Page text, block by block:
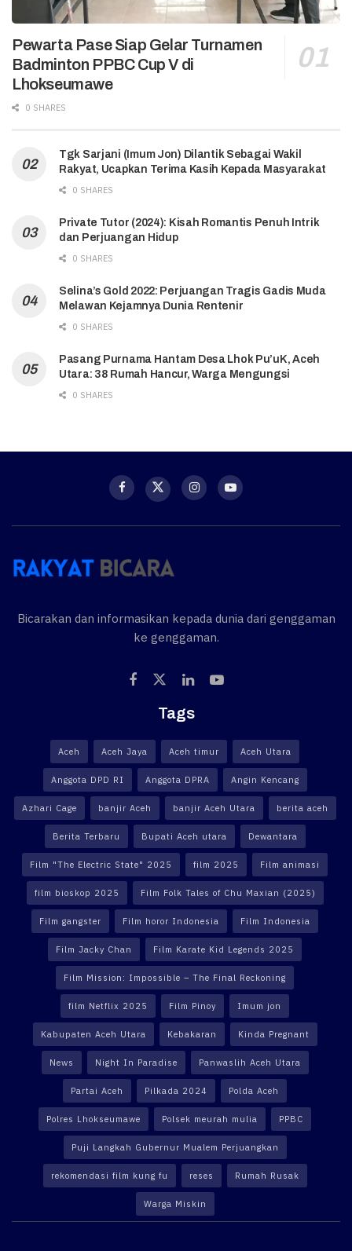
Pewarta Pase Siap Gelar Turnamen
Badminton PPBC Cup V di
Lhokseumawe
0 SHARES
Tgk Sarjani (Imum Jon) Dilantik Sebagai Wakil
Rakyat, Ucapkan Terima Kasih Kepada Masyarakat
0 SHARES
Private Tutor (2024): Kisah Romantis Penuh Intrik
dan Perjuangan Hidup
0 SHARES
Selina’s Gold 2022: Perjuangan Tragis Gadis Muda
Melawan Kejamnya Dunia Rentenir
0 SHARES
Pasang Purnama Hantam Desa Lhok Pu’uK, Aceh
Utara: 38 Rumah Hancur, Warga Mengungsi
0 SHARES
Bicarakan dan informasikan kepada dunia dari genggaman
ke genggaman.
Tags
Aceh Aceh Jaya Aceh timur Aceh Utara
Anggota DPD RI Anggota DPRA Angin Kencang
Azhari Cage banjir Aceh banjir Aceh Utara berita aceh
Berita Terbaru Bupati Aceh utara Dewantara
Film "The Electric State" 2025 film 2025 Film animasi
film bioskop 2025 Film Folk Tales of Chu Maxian (2025)
Film gangster Film horor Indonesia Film Indonesia
Film Jacky Chan Film Karate Kid Legends 2025
Film Mission: Impossible – The Final Reckoning
film Netflix 2025 Film Pinoy Imum jon
Kabupaten Aceh Utara Kebakaran Kinda Pregnant
News Night In Paradise Panwaslih Aceh Utara
Partai Aceh Pilkada 2024 Polda Aceh
Polres Lhokseumawe Polsek meurah mulia PPBC
Puji Langkah Gubernur Mualem Perjuangkan
rekomendasi film kung fu reses Rumah Rusak
Warga Miskin